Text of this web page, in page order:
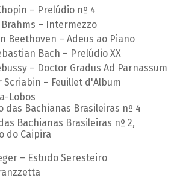
– Prelúdio nº 4
– Intermezzo
Beethoven – Adeus ao Piano
Bach – Prelúdio XX
– Doctor Gradus Ad Parnassum
Scriabin – Feuillet d'Album
Lobos
das Bachianas Brasileiras nº 4
Bachianas Brasileiras nº 2,
do Caipira
– Estudo Seresteiro